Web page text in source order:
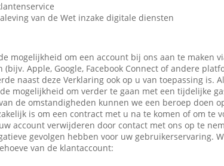
van de Wet inzake digitale diensten
mogelijkheid om een account bij ons aan te maken
Apple, Google, Facebook Connect of andere
naast deze Verklaring ook op u van toepassing is.
mogelijkheid om verder te gaan met een tijdelijke
de omstandigheden kunnen we een beroep doen
is om een contract met u na te komen of om te
account verwijderen door contact met ons op te
gevolgen hebben voor uw gebruikerservaring.
van de klantaccount: